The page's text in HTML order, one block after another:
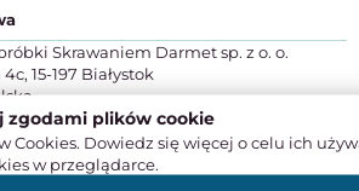
Skrawaniem Darmet sp. z o. o.
15-197 Białystok
70, handel@darmet.com.pl
POLECAMY
zgodami plików cookie
Cookies. Dowiedz się więcej o celu ich
w przeglądarce.